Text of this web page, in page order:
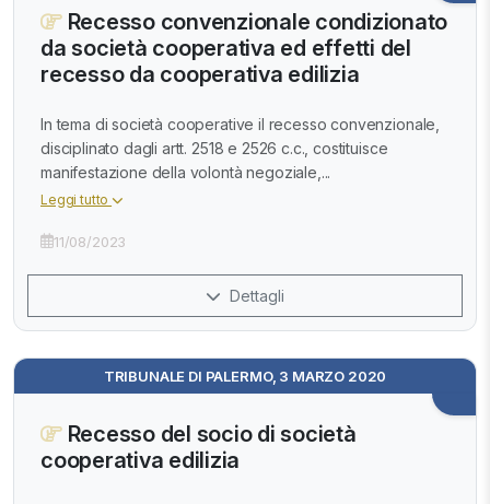
Recesso convenzionale condizionato
da società cooperativa ed effetti del
recesso da cooperativa edilizia
In tema di società cooperative il recesso convenzionale,
disciplinato dagli artt. 2518 e 2526 c.c., costituisce
manifestazione della volontà negoziale,...
Leggi tutto
11/08/2023
Dettagli
TRIBUNALE DI PALERMO, 3 MARZO 2020
Recesso del socio di società
cooperativa edilizia